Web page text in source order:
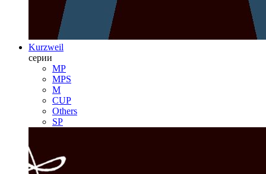
Kurzweil
серии
MP
MPS
M
CUP
Others
SP